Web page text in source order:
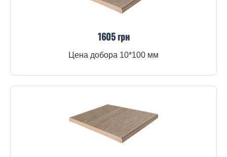
1605 грн
Цена добора 10*100 мм